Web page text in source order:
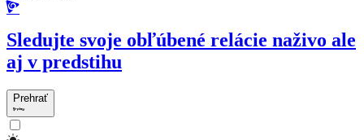
Sledujte svoje obľúbené relácie naživo ale
aj v predstihu
Prehrať